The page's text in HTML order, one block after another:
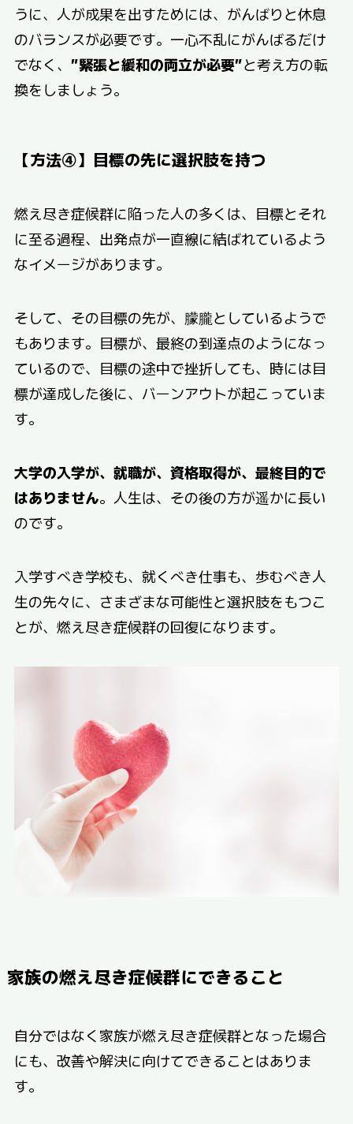
うに、人が成果を出すためには、がんばりと休息
のバランスが必要です。一心不乱にがんばるだけ
でなく、 ”緊張と緩和の両立が必要”と考え方の転
換をしましょう。
【方法④】目標の先に選択肢を持つ
燃え尽き症候群に陥った人の多くは、目標とそれ
に至る過程、出発点が一直線に結ばれているよう
なイメージがあります。
そして、その目標の先が、朦朧としているようで
もあります。目標が、最終の到達点のようになっ
ているので、目標の途中で挫折しても、時には目
標が達成した後に、バーンアウトが起こっていま
す。
大学の入学が、就職が、資格取得が、最終目的で
はありません。人生は、その後の方が遥かに長い
のです。
入学すべき学校も、就くべき仕事も、歩むべき人
生の先々に、さまざまな可能性と選択肢をもつこ
とが、燃え尽き症候群の回復になります。
家族の燃え尽き症候群にできること
自分ではなく家族が燃え尽き症候群となった場合
にも、改善や解決に向けてできることはありま
す。